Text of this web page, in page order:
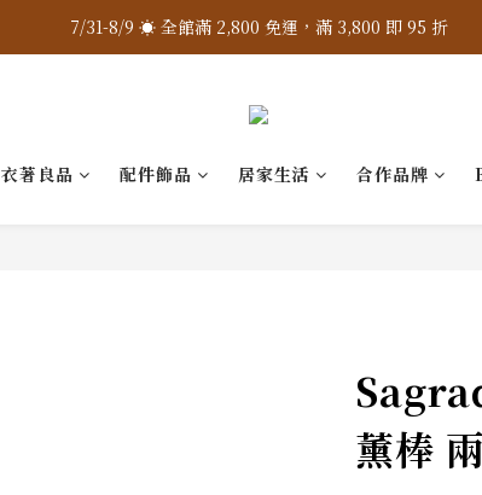
7/31-8/9 ☀️ 全館滿 2,800 免運，滿 3,800 即 95 折
7/31-8/9 ☀️ 全館滿 2,800 免運，滿 3,800 即 95 折
7/31-8/9 ☀️ 全館滿 2,800 免運，滿 3,800 即 95 折
衣著良品 配件飾品 居家生活 合作品牌
薰棒